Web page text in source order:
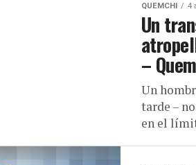
QUEMCHI 4
Un
–
Un
tarde –
en el